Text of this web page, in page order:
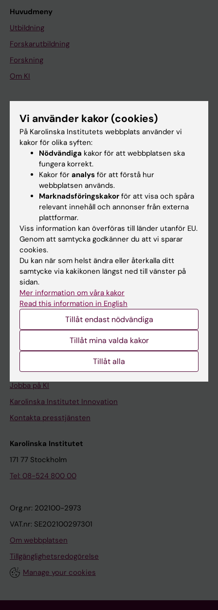
Huvudmeny
Utbildning
Forskarutbildning
Forskning
Om KI
Nyheter
Kalender
Canvas
Studentmejlen
Kurs- och programwebbar
Student på KI
Medarbetare
Medarbetarportalen
Kontakta och besök KI
Universitetsbiblioteket
Stöd forskning och utbildning
Jobba på KI
Karolinska Institutet Innovation
Kontakta presstjänsten
Karolinska Institutet
171 77 Stockholm
Tel: 08-524 800 00
Org.nr: 202100-2973
VAT.nr: SE202100297301
Om webbplatsen
Tillgänglighetsredogörelse
Manage your cookies
Vi använder kakor (cookies)
På Karolinska Institutets webbplats använder vi
kakor för olika syften:
Nödvändiga kakor för att webbplatsen ska
fungera korrekt.
Kakor för analys för att förstå hur
webbplatsen används.
Marknadsföringskakor för att visa och spåra
relevant innehåll och annonser från externa
plattformar.
Viss information kan överföras till länder utanför EU.
Genom att samtycka godkänner du att vi sparar
cookies.
Du kan när som helst ändra eller återkalla ditt
samtycke via kakikonen längst ned till vänster på
sidan.
Mer information om våra kakor
Read this information in English
Tillåt endast nödvändiga
Tillåt mina valda kakor
Tillåt alla